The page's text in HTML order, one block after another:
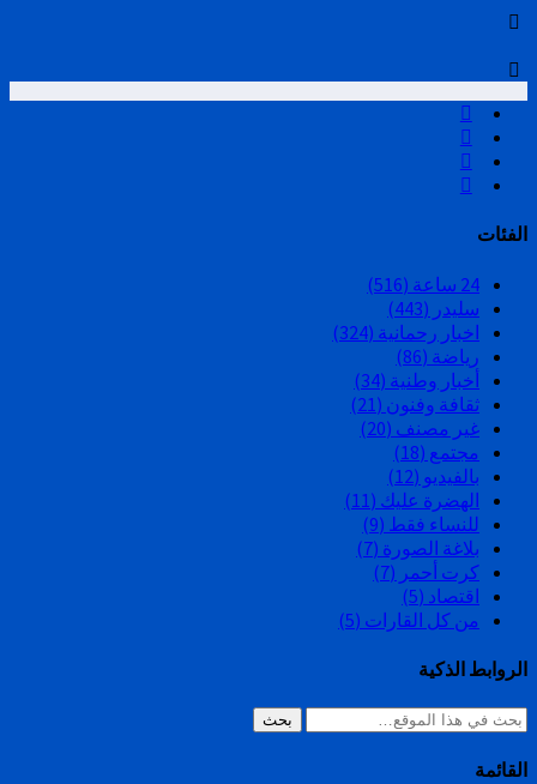
الفئات
24 ساعة
(516)
سليدر (443)
اخبار رحمانية (324)
رياضة (86)
أخبار وطنية (34)
ثقافة وفنون (21)
غير مصنف (20)
مجتمع (18)
بالفيديو (12)
الهضرة عليك (11)
للنساء فقط (9)
بلاغة الصورة (7)
كرت أحمر (7)
اقتصاد (5)
من كل القارات (5)
الروابط الذكية
بحث
القائمة